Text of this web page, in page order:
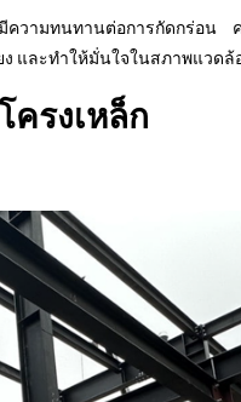
วามทนทานต่อการกัดกร่อน
และทำให้มั่นใจในสภาพแวด
ครงเหล็ก